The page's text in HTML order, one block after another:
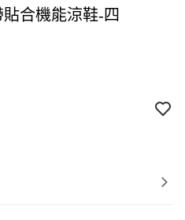
合機能涼鞋-四